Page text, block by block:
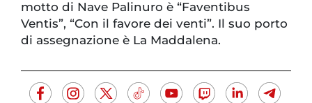
motto di Nave Palinuro è “Faventibus
Ventis”, “Con il favore dei venti”. Il suo porto
di assegnazione è La Maddalena.